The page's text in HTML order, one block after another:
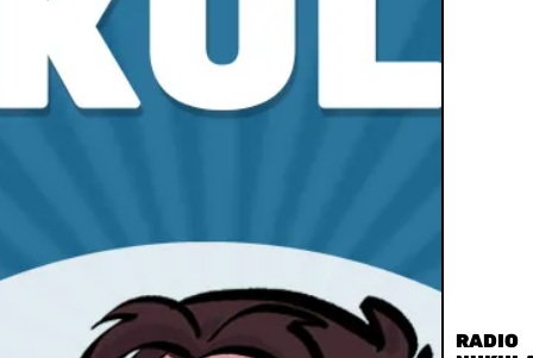
RADIO